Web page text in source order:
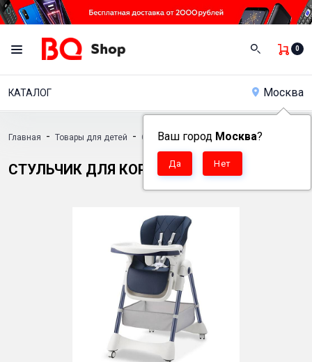
0
КАТАЛОГ Москва
Ваш город Москва?
Главная - Товары для детей - Стульчик для кормления BQ BCH005
СТУЛЬЧИК ДЛЯ КОРМЛЕНИЯ BQ BCH005